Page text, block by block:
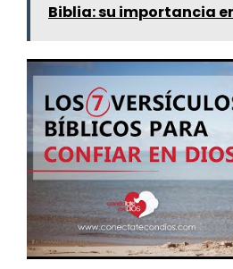
Biblia: su importancia